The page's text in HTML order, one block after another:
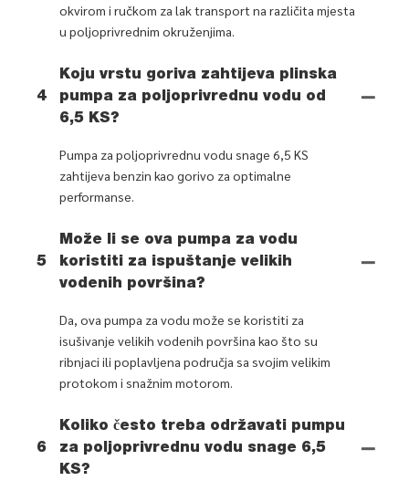
okvirom i ručkom za lak transport na različita mjesta
u poljoprivrednim okruženjima.
4
Koju vrstu goriva zahtijeva plinska
pumpa za poljoprivrednu vodu od
6,5 KS?
Pumpa za poljoprivrednu vodu snage 6,5 KS
zahtijeva benzin kao gorivo za optimalne
performanse.
5
Može li se ova pumpa za vodu
koristiti za ispuštanje velikih
vodenih površina?
Da, ova pumpa za vodu može se koristiti za
isušivanje velikih vodenih površina kao što su
ribnjaci ili poplavljena područja sa svojim velikim
protokom i snažnim motorom.
6
Koliko često treba održavati pumpu
za poljoprivrednu vodu snage 6,5
KS?